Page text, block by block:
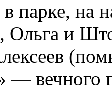
в парке, на
Ольга и
— вечного